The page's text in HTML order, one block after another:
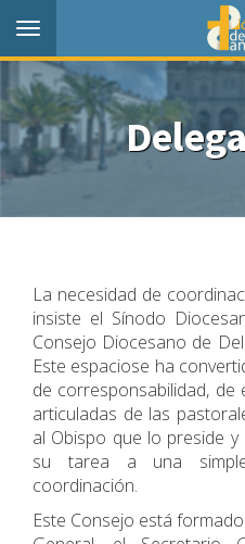
Toggle
navigation
La necesidad de
insiste el Sínodo
Consejo Diocesano de
Este espaciose ha
de corresponsabilidad,
articuladas de las
al Obispo que lo preside
su tarea a una
coordinación.
Este Consejo está